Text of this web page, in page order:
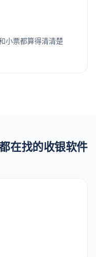
小票都算得清清楚
在找的收银软件